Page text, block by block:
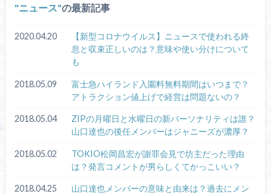
ニュース の最新記事
2020.04.20
【新型コロナウイルス】ニュースで使われる終
息と収束正しいのは？意味や使い分けについて
も
2018.05.09
富士急ハイランド入園料無料期間はいつまで？
アトラクション値上げで経営は問題ないの？
2018.05.04
ZIPの月曜日と水曜日の新パーソナリティは誰？
山口達也の後任メンバーはジャニーズが濃厚？
2018.05.02
TOKIO松岡昌宏が謝罪会見で坊主だった理由
は？発言コメントが男らしくてかっこいい？
2018.04.25
山口達也メンバーの意味と由来は？過去にメン